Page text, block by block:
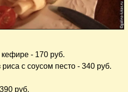
- 170 руб.
с соусом песто - 340 руб.
руб.